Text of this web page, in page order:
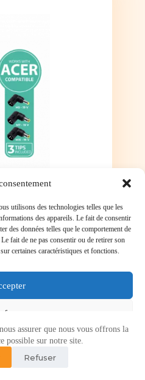
utilisons des technologies telles que les
des appareils. Le fait de consentir
des données telles que le comportement de
fait de ne pas consentir ou de retirer son
certaines caractéristiques et fonctions.
Politique de confidentialité
assurer que nous vous offrons la
possible sur notre site.
Refuser
(CHG-090AC)
PC portable
PC portable